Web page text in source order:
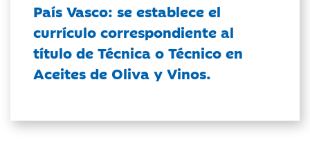
País Vasco: se establece el
currículo correspondiente al
título de Técnica o Técnico en
Aceites de Oliva y Vinos.